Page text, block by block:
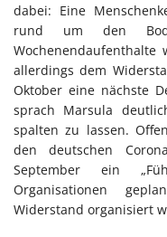
dabei: Eine
rund um den
allerdings dem
Oktober eine nächste
sprach Marsula
spalten zu lassen.
den deutschen
September ein
Organisationen
Widerstand organisiert